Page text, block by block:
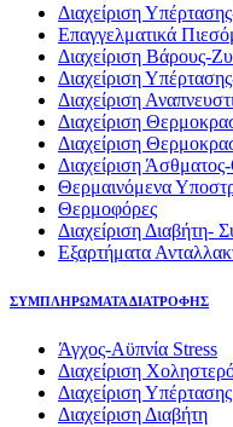
Διαχείριση
Επαγγελματικά
Διαχείριση Βάρους-
Διαχείριση
Διαχείριση
Διαχείριση
Διαχείριση
Διαχείριση
Θερμαινόμενα
Θερμοφόρες
Διαχείριση Διαβήτη-
Εξαρτήματα
ΣΥΜΠΛΗΡΩΜΑΤΑ ΔΙΑΤΡΟΦΗΣ
Άγχος-Αϋπνία Stress
Διαχείριση
Διαχείριση Υπέρτασης
Διαχείριση Διαβήτη